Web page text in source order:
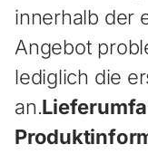
innerhalb der
Angebot
lediglich die
an.